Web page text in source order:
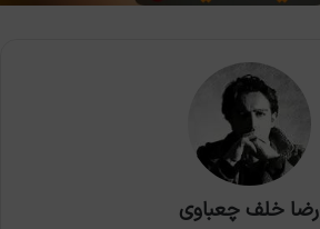
رضا خلف چعباوی